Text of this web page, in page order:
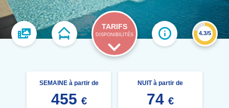
TARIFS
DISPONIBILITÉS 4.3/5
SEMAINE à partir de
455 €
NUIT à partir de
74 €